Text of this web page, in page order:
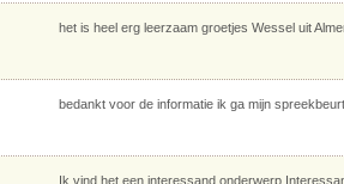
het is heel erg leerzaam groetjes Wessel uit
bedankt voor de informatie ik ga mijn
Ik vind het een interessand onderwerp